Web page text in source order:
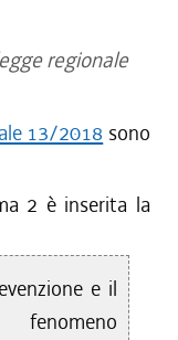
regionale
13/2018 sono
2 è inserita la
e il